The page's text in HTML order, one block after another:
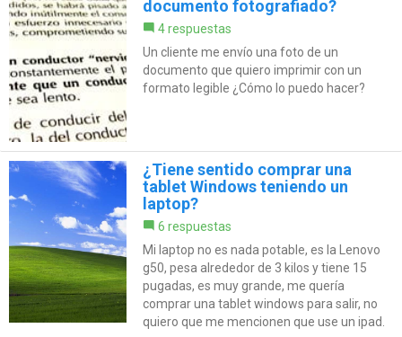
documento fotografiado?
4 respuestas
Un cliente me envío una foto de un
documento que quiero imprimir con un
formato legible ¿Cómo lo puedo hacer?
¿Tiene sentido comprar una
tablet Windows teniendo un
laptop?
6 respuestas
Mi laptop no es nada potable, es la Lenovo
g50, pesa alrededor de 3 kilos y tiene 15
pugadas, es muy grande, me quería
comprar una tablet windows para salir, no
quiero que me mencionen que use un ipad.